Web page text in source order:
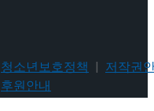
청소년보호정책 | 저작권
후원안내